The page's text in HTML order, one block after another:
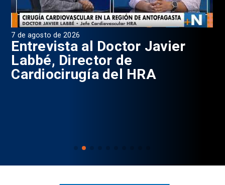
7 de agosto de 2026
Entrevista al Doctor Javier
Labbé, Director de
Cardiocirugía del HRA